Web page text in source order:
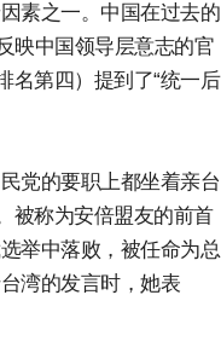
素之一。中国在过去的
映中国领导层意志的官
名第四）提到了“统一后
党的要职上都坐着亲台
被称为安倍盟友的前首
举中落败，被任命为总
湾的发言时，她表